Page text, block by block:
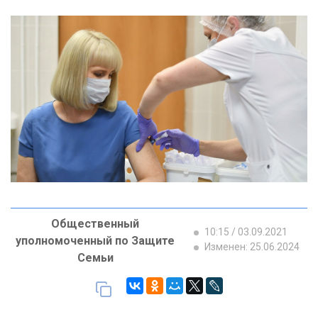
Общественный
уполномоченный по Защите
Семьи
10:15 / 03.09.2021
Изменен: 25.06.2024